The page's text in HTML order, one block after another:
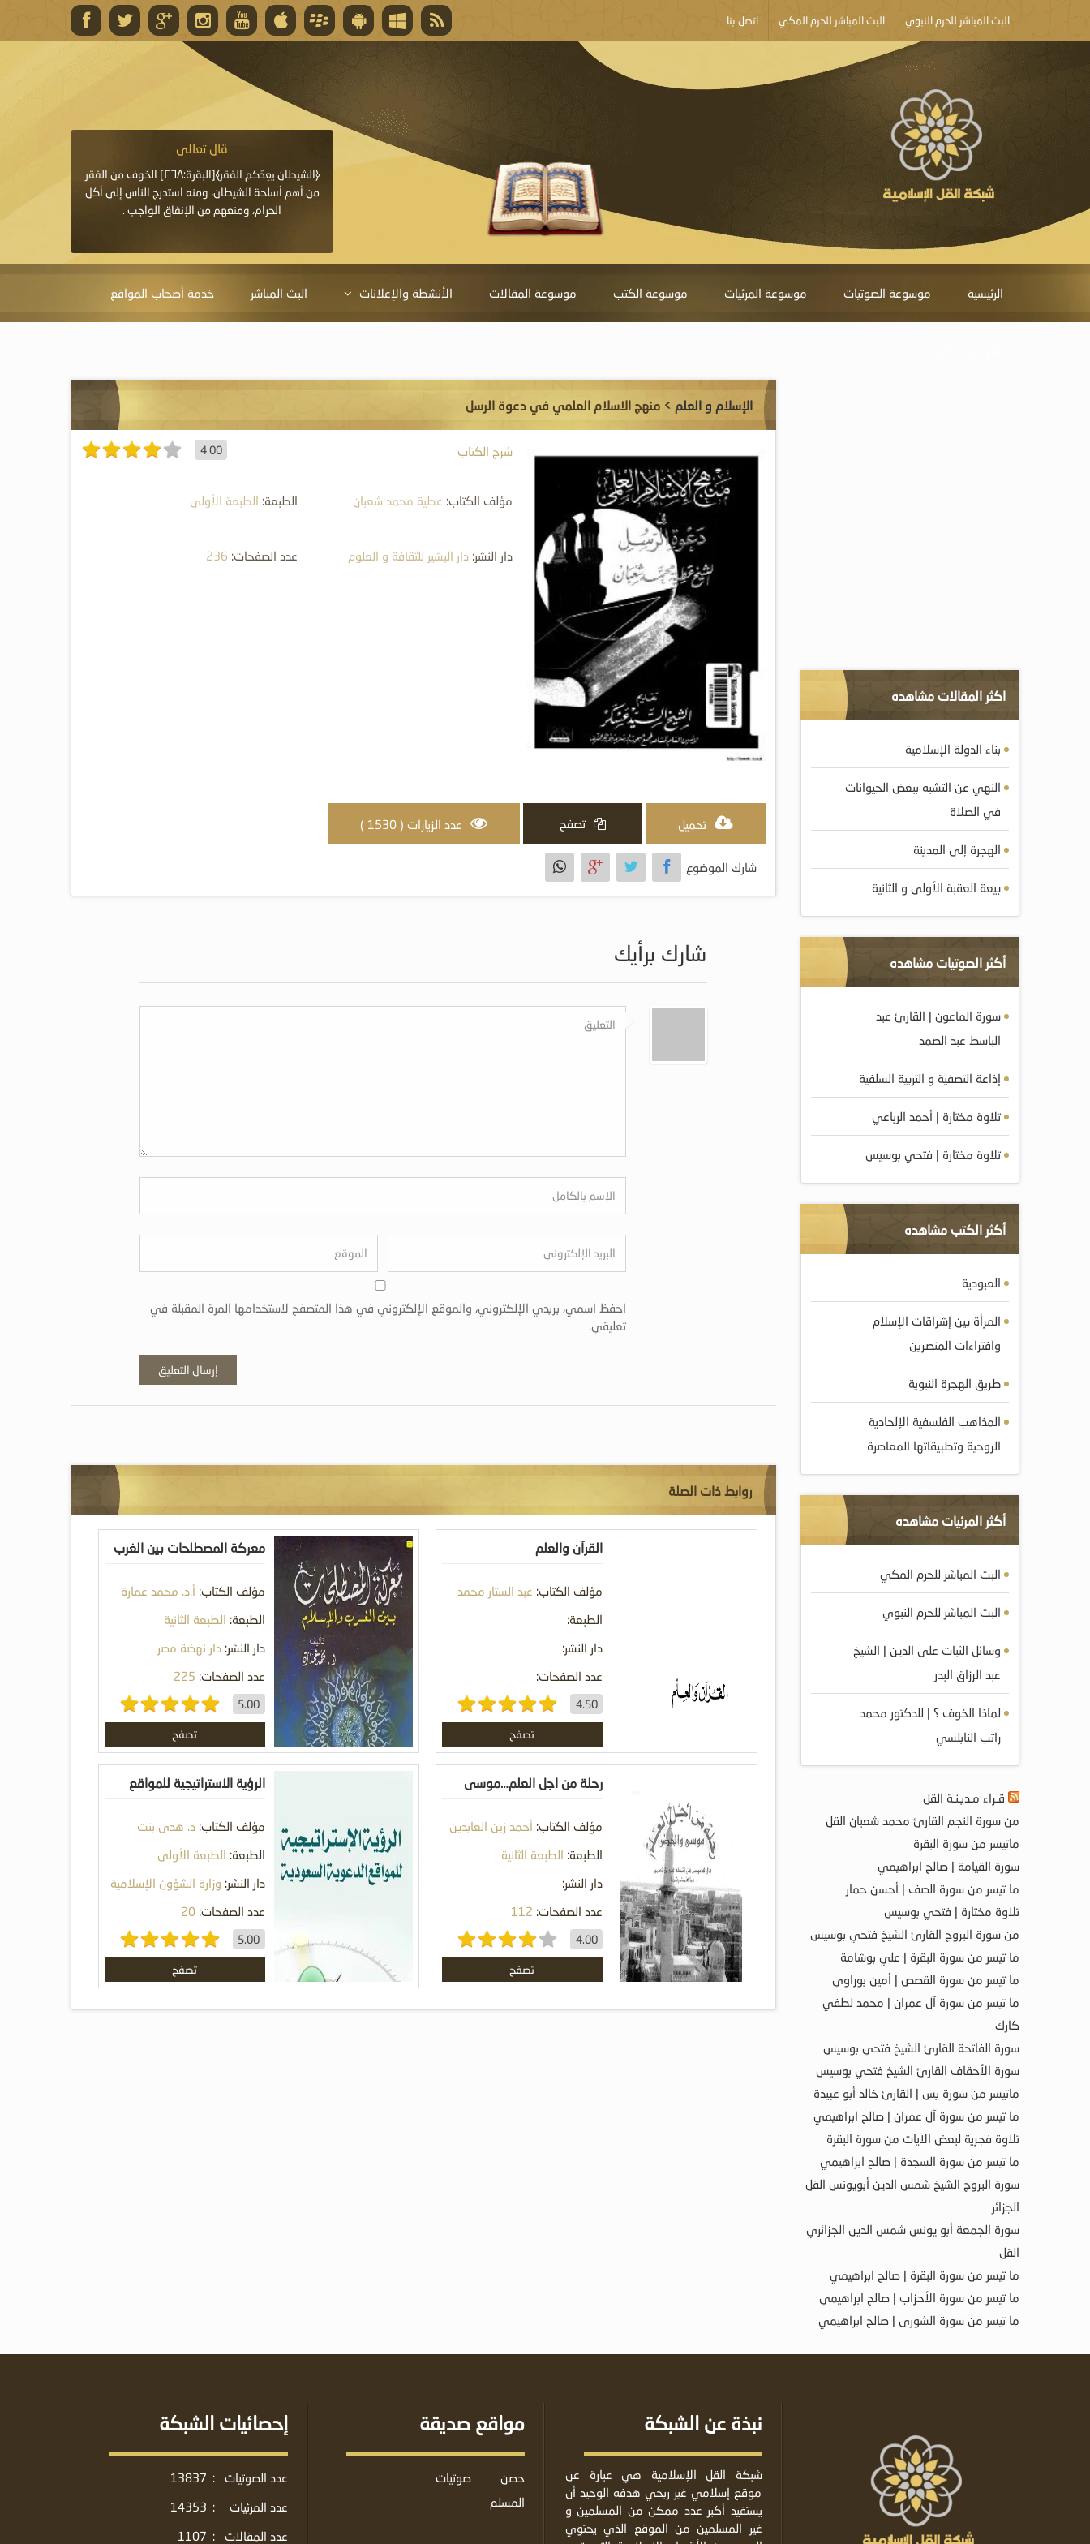
البث المباشر للحرم النبوي البث المباشر للحرم المكي اتصل بنا
قال تعالى
المغفرة لأنها أغلى جائزة، وهي مفتاح باب العطايا التي
قال تعالى
﴿الشيطان يعِدُكم الفقر﴾[البقرة:٢٦٨] الخوف من الفقر
من أهم أسلحة الشيطان، ومنه استدرج الناس إلى أكل
الحرام، ومنعهم من الإنفاق الواجب .
الرئيسية موسوعة الصوتيات موسوعة المرئيات موسوعة الكتب موسوعة المقالات الأنشطة والإعلانات البث المباشر خدمة أصحاب المواقع
الإسلام و العلم > منهج الاسلام العلمي في دعوة الرسل
شرح الكتاب 4.00
مؤلف الكتاب: عطية محمد شعبان الطبعة: الطبعة الأولى
دار النشر:دار البشير للثقافة و العلوم عدد الصفحات: 236
تحميل تصفح عدد الزيارات ( 1530 )
شارك الموضوع
شارك برأيك
احفظ اسمي، بريدي الإلكتروني، والموقع الإلكتروني في هذا المتصفح لاستخدامها المرة المقبلة في
تعليقي.
روابط ذات الصلة
القرآن والعلم
مؤلف الكتاب: عبد الستار محمد
نوير
الطبعة:
دار النشر:
عدد الصفحات:
4.50
تصفح
معركة المصطلحات بين الغرب
مؤلف الكتاب: أ.د. محمد عمارة
الطبعة: الطبعة الثانية
دار النشر:دار نهضة مصر
عدد الصفحات: 225
5.00
تصفح
رحلة من اجل العلم…موسى
مؤلف الكتاب: أحمد زين العابدين
السماك
الطبعة: الطبعة الثانية
دار النشر:
عدد الصفحات: 112
4.00
تصفح
الرؤية الاستراتيجية للمواقع
مؤلف الكتاب:د. هدى بنت
دليجان الدليجان
الطبعة: الطبعة الأولى
دار النشر: وزارة الشؤون الإسلامية
والدعوة والإرشاد
عدد الصفحات:20
5.00
تصفح
اكثر المقالات مشاهده
بناء الدولة الإسلامية
النهي عن التشبه ببعض الحيوانات
في الصلاة
الهجرة إلى المدينة
بيعة العقبة الأولى و الثانية
أكثر الصوتيات مشاهده
سورة الماعون | القارئ عبد
الباسط عبد الصمد
إذاعة التصفية و التربية السلفية
تلاوة مختارة | أحمد الرباعي
تلاوة مختارة | فتحي بوسيس
أكثر الكتب مشاهده
العبودية
المرأة بين إشراقات الإسلام
وافتراءات المنصرين
طريق الهجرة النبوية
المذاهب الفلسفية الإلحادية
الروحية وتطبيقاتها المعاصرة
أكثر المرئيات مشاهده
البث المباشر للحرم المكي
البث المباشر للحرم النبوي
وسائل الثبات على الدين | الشيخ
عبد الرزاق البدر
لماذا الخوف ؟ | للدكتور محمد
راتب النابلسي
قـراء مـديـنـة القل
من سورة النجم القارئ محمد شعبان القل
ماتيسر من سورة البقرة
سورة القيامة | صالح ابراهيمي
ما تيسر من سورة الصف | أحسن حمار
تلاوة مختارة | فتحي بوسيس
من سورة البروج القارئ الشيخ فتحي بوسيس
ما تيسر من سورة البقرة | علي بوشامة
ما تيسر من سورة القصص | أمين بوراوي
ما تيسر من سورة آل عمران | محمد لطفي
كارك
سورة الفاتحة القارئ الشيخ فتحي بوسيس
سورة الأحقاف القارئ الشيخ فتحي بوسيس
ماتيسر من سورة يس | القارئ خالد أبو عبيدة
ما تيسر من سورة آل عمران | صالح ابراهيمي
تلاوة فجرية لبعض الآيات من سورة البقرة
ما تيسر من سورة السجدة | صالح ابراهيمي
سورة البروج الشيخ شمس الدين أبويونس القل
الجزائر
سورة الجمعة أبو يونس شمس الدين الجزائري
القل
ما تيسر من سورة البقرة | صالح ابراهيمي
ما تيسر من سورة الأحزاب | صالح ابراهيمي
ما تيسر من سورة الشورى | صالح ابراهيمي
نبذة عن الشبكة
شبكة القل الإسلامية هي عبارة عن
موقع إسلامي غير ربحي هدفه الوحيد أن
يستفيد أكبر عدد ممكن من المسلمين و
غير المسلمين من الموقع الذي يحتوي
مواقع صديقة
حصن
المسلم
صوتيات
إحصائيات الشبكة
عدد الصوتيات :
13837
عدد المرئيات
:
14353
عدد المقالات
:
1107